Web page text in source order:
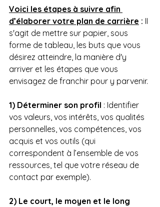
Voici les étapes à suivre afin
d’élaborer votre plan de carrière : II
s'agit de mettre sur papier, sous
forme de tableau, les buts que vous
désirez atteindre, la manière d'y
arriver et les étapes que vous
envisagez de franchir pour y parvenir.
1) Déterminer son profil : Identifier
vos valeurs, vos intérêts, vos qualités
personnelles, vos compétences, vos
acquis et vos outils (qui
correspondent à l’ensemble de vos
ressources, tel que votre réseau de
contact par exemple).
2) Le court, le moyen et le long